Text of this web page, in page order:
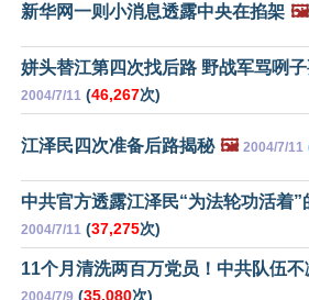
新华网一则小消息透露中央在掐架 🖼️
姘头替江第四次找后路 野战军骂咧
2004/7/11 (46,267次)
江泽民四次准备后路揭秘 🖼️ 2004/7/11
中共官方透露江泽民“为法轮功活着”
2004/7/11 (37,275次)
11个月清洗两百万党员！中共队伍
2004/7/9 (35,080次)